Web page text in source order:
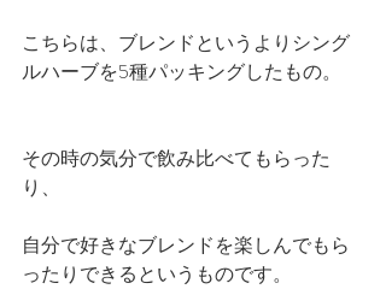
こちらは、ブレンドというよりシング
ルハーブを5種パッキングしたもの。
その時の気分で飲み比べてもらった
り、
自分で好きなブレンドを楽しんでもら
ったりできるというものです。